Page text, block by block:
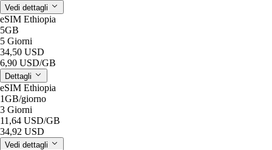
Vedi dettagli
eSIM Ethiopia
5GB
5 Giorni
34,50 USD
6,90 USD/GB
Dettagli
eSIM Ethiopia
1GB/giorno
3 Giorni
11,64 USD/GB
34,92 USD
Vedi dettagli